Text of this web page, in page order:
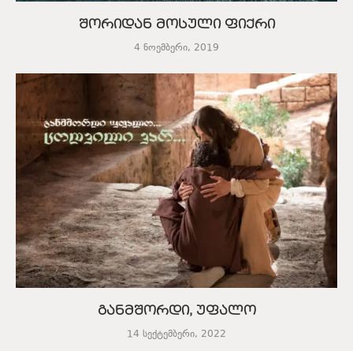
შორიდან მოსული ფიქრი
4 ნოემბერი, 2019
განმშორდი, უფალო
14 სექტემბერი, 2022